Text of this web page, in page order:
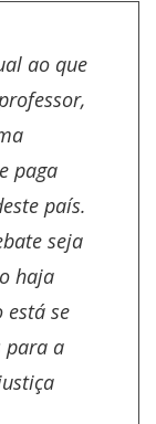
ao que
paga
país.
seja
haja
se
para a